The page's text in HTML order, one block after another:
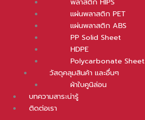
แผ่นพลาสติก PET
แผ่นพลาสติก ABS
PP Solid Sheet
HDPE
Polycarbonate Sheet
วัสดุคลุมสินค้า และอื่นๆ
ผ้าใบคูนิล่อน
บทความสาระน่ารู้
ติดต่อเรา